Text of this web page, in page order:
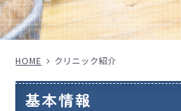
HOME クリニック紹介
基本情報